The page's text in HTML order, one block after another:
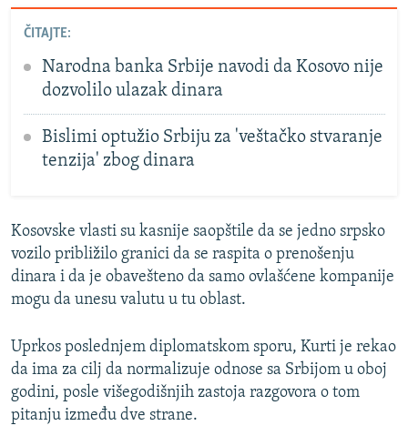
ČITAJTE:
Narodna banka Srbije navodi da Kosovo nije
dozvolilo ulazak dinara
Bislimi optužio Srbiju za 'veštačko stvaranje
tenzija' zbog dinara
Kosovske vlasti su kasnije saopštile da se jedno srpsko
vozilo približilo granici da se raspita o prenošenju
dinara i da je obavešteno da samo ovlašćene kompanije
mogu da unesu valutu u tu oblast.
Uprkos poslednjem diplomatskom sporu, Kurti je rekao
da ima za cilj da normalizuje odnose sa Srbijom u oboj
godini, posle višegodišnjih zastoja razgovora o tom
pitanju između dve strane.